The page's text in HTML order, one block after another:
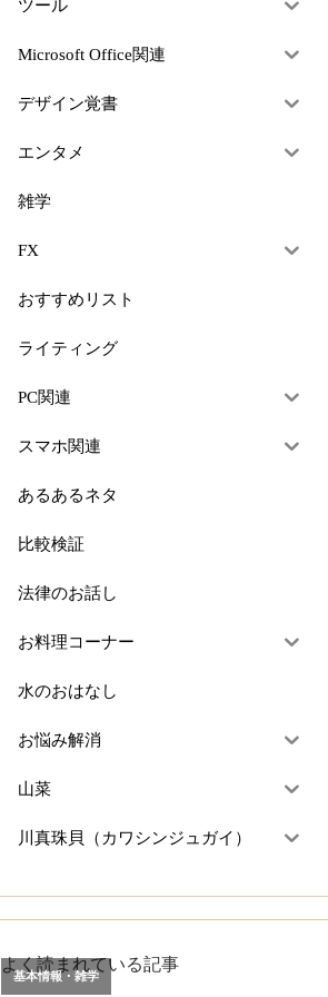
ツール
Microsoft Office関連
デザイン覚書
エンタメ
雑学
FX
おすすめリスト
ライティング
PC関連
スマホ関連
あるあるネタ
比較検証
法律のお話し
お料理コーナー
水のおはなし
お悩み解消
山菜
川真珠貝（カワシンジュガイ）
よく読まれている記事